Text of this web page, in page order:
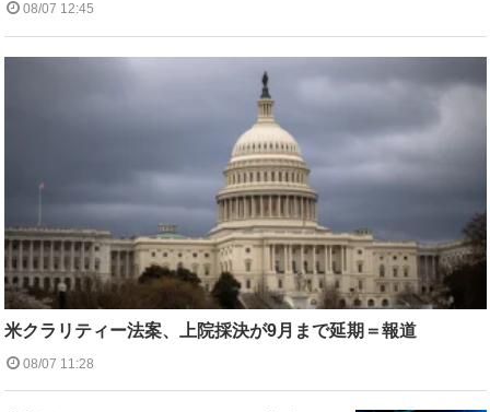
08/07 12:45
米クラリティー法案、上院採決が9月まで延期＝報道
08/07 11:28